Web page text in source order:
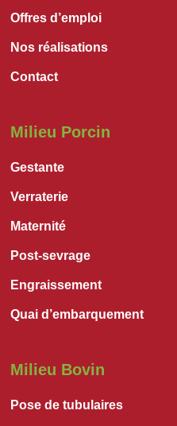
Offres d’emploi
Nos réalisations
Contact
Milieu Porcin
Gestante
Verraterie
Maternité
Post-sevrage
Engraissement
Quai d’embarquement
Milieu Bovin
Pose de tubulaires